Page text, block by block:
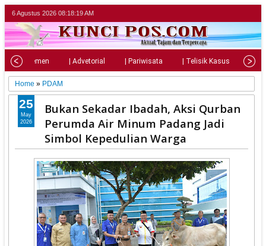
6 Agustus 2026 08:18:21 AM
| Parlemen | Advetorial | Pariwisata | Telisik Kasus |
Home » PDAM
‎Bukan Sekadar Ibadah, Aksi Qurban
Perumda Air Minum Padang Jadi
Simbol Kepedulian Warga
25
May
2026